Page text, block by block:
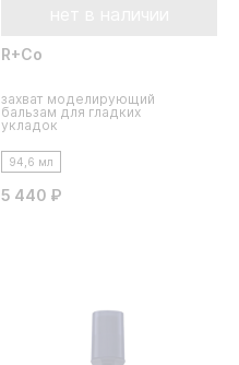
R+Co
захват моделирующий
бальзам для гладких
укладок
94,6 мл
5 440 ₽